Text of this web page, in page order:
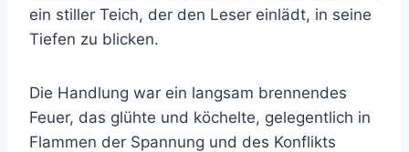
ein stiller Teich, der den Leser einlädt, in seine
Tiefen zu blicken.
Die Handlung war ein langsam brennendes
Feuer, das glühte und köchelte, gelegentlich in
Flammen der Spannung und des Konflikts